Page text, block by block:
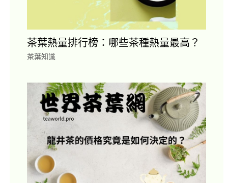
茶葉熱量排行榜：哪些茶種熱量最高？
茶葉知識